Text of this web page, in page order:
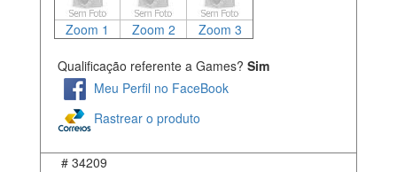
Zoom 1 Zoom 2 Zoom 3
Qualificação referente a Games? Sim
Meu Perfil no FaceBook
Rastrear o produto
# 34209